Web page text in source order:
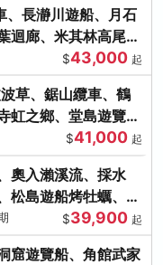
、長瀞川遊船、月石
迴廊、米其林高尾
$43,000 起
草、鋸山纜車、鶴
虹之鄉、堂島遊覽
$41,000 起
奧入瀨溪流、採水
松島遊船烤牡蠣、嚴
$39,900 起
窟遊覽船、角館武家